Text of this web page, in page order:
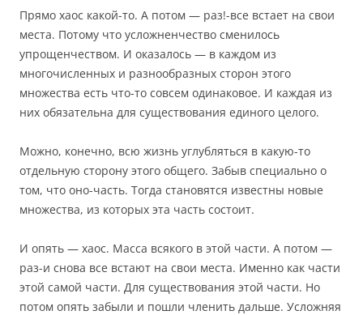
Прямо хаос какой-то. А потом — раз!-все встает на свои
места. Потому что усложненчество сменилось
упрощенчеством. И оказалось — в каждом из
многочисленных и разнообразных сторон этого
множества есть что-то совсем одинаковое. И каждая из
них обязательна для существования единого целого.
Можно, конечно, всю жизнь углубляться в какую-то
отдельную сторону этого общего. Забыв специально о
том, что оно-часть. Тогда становятся известны новые
множества, из которых эта часть состоит.
И опять — хаос. Масса всякого в этой части. А потом —
раз-и снова все встают на свои места. Именно как части
этой самой части. Для существования этой части. Но
потом опять забыли и пошли членить дальше. Усложняя